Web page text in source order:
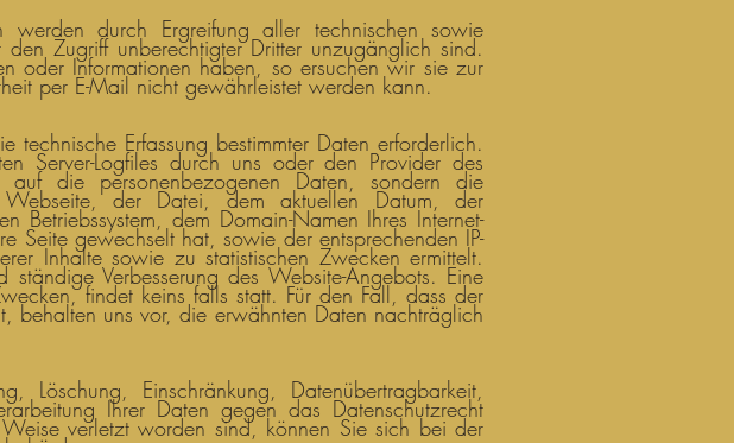
durch Ergreifung aller technischen sowie
Zugriff unberechtigter Dritter unzugänglich sind.
oder Informationen haben, so ersuchen wir sie zur
per E-Mail nicht gewährleistet werden kann.
Erfassung bestimmter Daten erforderlich.
Server-Logfiles durch uns oder den Provider des
auf die personenbezogenen Daten, sondern die
der Datei, dem aktuellen Datum, der
Betriebssystem, dem Domain-Namen Ihres Internet-
Seite gewechselt hat, sowie der entsprechenden IP-
Inhalte sowie zu statistischen Zwecken ermittelt.
Verbesserung des Website-Angebots. Eine
findet keins falls statt. Für den Fall, dass der
behalten uns vor, die erwähnten Daten nachträglich
Löschung, Einschränkung, Datenübertragbarkeit,
Ihrer Daten gegen das Datenschutzrecht
verletzt worden sind, können Sie sich bei der